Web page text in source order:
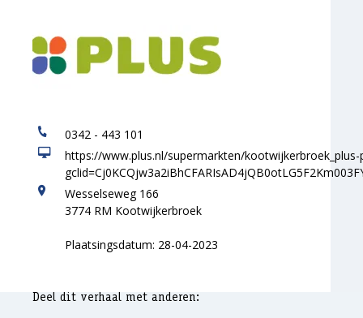
0342 - 443 101
https://www.plus.nl/supermarkten/
Wesselseweg 166
3774 RM Kootwijkerbroek
Plaatsingsdatum: 28-04-2023
Deel dit verhaal met anderen: